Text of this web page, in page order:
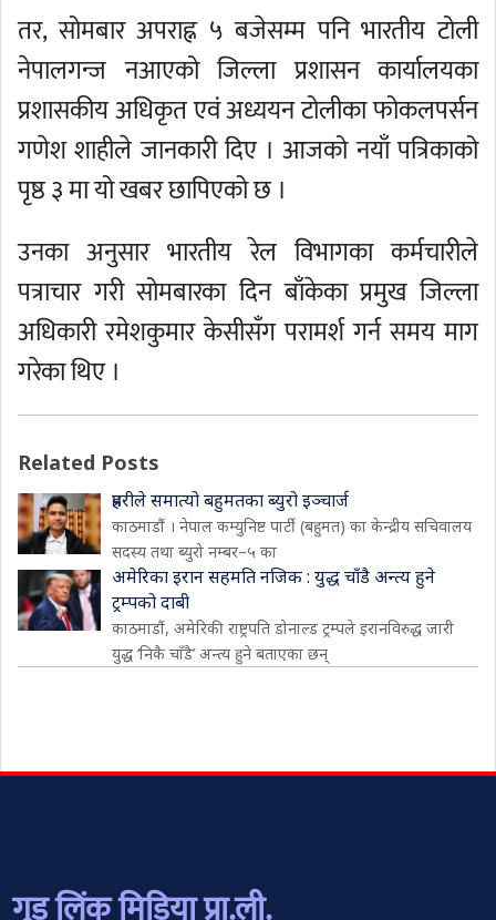
तर, सोमबार अपराह्न ५ बजेसम्म पनि भारतीय टोली
नेपालगन्ज नआएको जिल्ला प्रशासन कार्यालयका
प्रशासकीय अधिकृत एवं अध्ययन टोलीका फोकलपर्सन
गणेश शाहीले जानकारी दिए । आजको नयाँ पत्रिकाको
पृष्ठ ३ मा यो खबर छापिएको छ ।
उनका अनुसार भारतीय रेल विभागका कर्मचारीले
पत्राचार गरी सोमबारका दिन बाँकेका प्रमुख जिल्ला
अधिकारी रमेशकुमार केसीसँग परामर्श गर्न समय माग
गरेका थिए ।
Related Posts
प्रहरीले समात्यो बहुमतका ब्युरो इञ्चार्ज
काठमाडौं । नेपाल कम्युनिष्ट पार्टी (बहुमत) का केन्द्रीय सचिवालय
सदस्य तथा ब्युरो नम्बर–५ का
अमेरिका इरान सहमति नजिक : युद्ध चाँडै अन्त्य हुने
ट्रम्पको दाबी
काठमाडौं, अमेरिकी राष्ट्रपति डोनाल्ड ट्रम्पले इरानविरुद्ध जारी
युद्ध ‘निकै चाँडै’ अन्त्य हुने बताएका छन्